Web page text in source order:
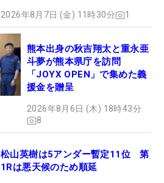
2026年8月7日 (金) 11時30分 1
熊本出身の秋吉翔太と重永亜
斗夢が熊本県庁を訪問
「JOYX OPEN」で集めた義
援金を贈呈
2026年8月6日 (木) 18時43分
8
松山英樹は5アンダー暫定11位 第
1Rは悪天候のため順延